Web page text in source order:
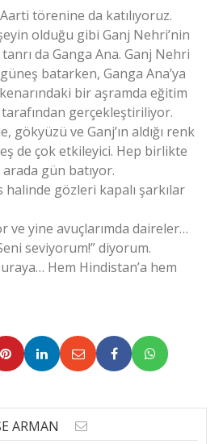
törenine da katılıyoruz.
olduğu gibi Ganj Nehri’nin
da Ganga Ana. Ganj Nehri
batarken, Ganga Ana’ya
bir aşramda eğitim
gerçekleştiriliyor.
gökyüzü ve Ganj’ın aldığı renk
de çok etkileyici. Hep birlikte
gün batıyor.
gözleri kapalı şarkılar
ve yine avuçlarımda daireler…
seviyorum!” diyorum.
Hem Hindistan’a hem
ARMAN